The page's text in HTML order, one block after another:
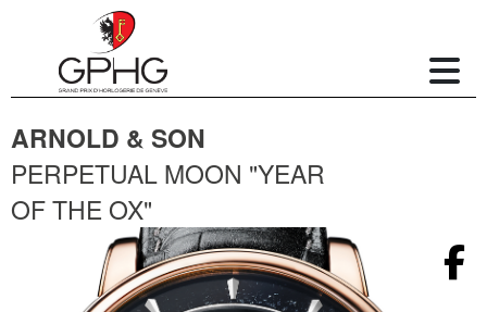
ARNOLD & SON
PERPETUAL MOON "YEAR
OF THE OX"